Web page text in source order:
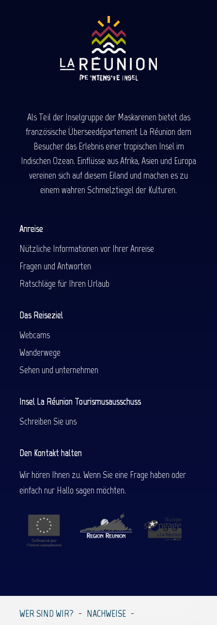
Als Teil der Inselgruppe der Maskarenen bietet das
französische Überseedépartement La Réunion dem
Besucher das Erlebnis einer tropischen Insel im
Indischen Ozean. Einflüsse aus Afrika, Asien und Europa
vereinen sich auf diesem Eiland und machen es zu
einem wahren Schmelztiegel der Kulturen.
Anreise
Nützliche Informationen vor Ihrer Anreise
Fragen und Antworten
Ratschläge für Ihren Urlaub
Das Reiseziel
Webcams
Wanderwege
Sehen und unternehmen
Insel La Réunion Tourismusausschuss
Schreiben Sie uns
Den Kontakt halten
Wir hören Ihnen zu. Wenn Sie eine Frage haben oder
einfach nur Hallo sagen möchten.
WER SIND WIR?
NACHWEISE